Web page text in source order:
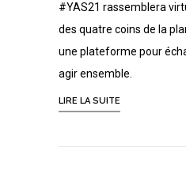
#YAS21 rassemblera
des quatre coins de la
une plateforme pour
agir ensemble.
LIRE LA SUITE